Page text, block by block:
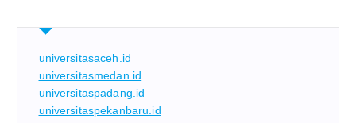
universitasaceh.id
universitasmedan.id
universitaspadang.id
universitaspekanbaru.id